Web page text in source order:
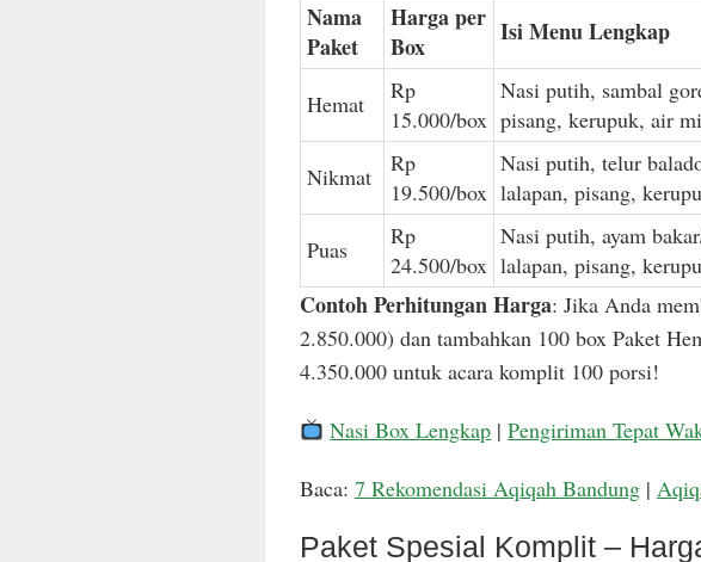
Nama
Paket
Harga per
Box
Isi Menu Lengkap
Hemat
Rp
15.000/box
Nasi putih, sambal
pisang, kerupuk, air
Nikmat
Rp
19.500/box
Nasi putih, telur
lalapan, pisang,
Puas
Rp
24.500/box
Nasi putih, ayam
lalapan, pisang,
Contoh Perhitungan Harga: Jika Anda
2.850.000) dan tambahkan 100 box Paket
4.350.000 untuk acara komplit 100 porsi!
Nasi Box Lengkap |Pengiriman Tepat
Baca: 7 Rekomendasi Aqiqah Bandung|
Paket Spesial Komplit –